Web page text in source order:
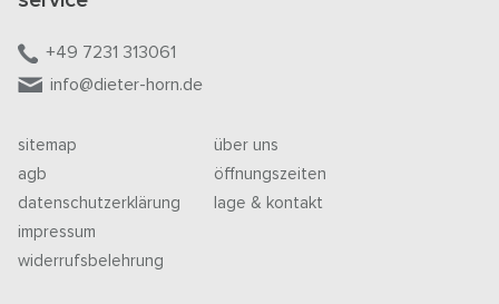
+49 7231 313061
info@dieter-horn.de
sitemap
agb
datenschutzerklärung
impressum
widerrufsbelehrung
über uns
öffnungszeiten
lage & kontakt